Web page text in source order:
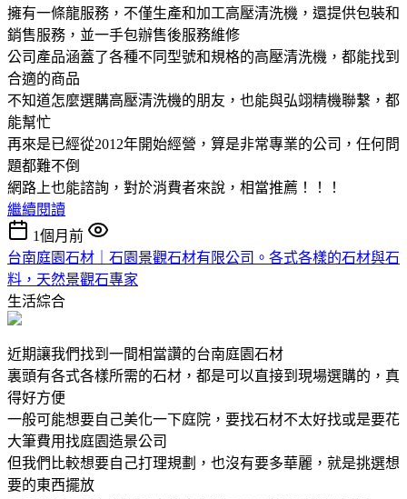
擁有一條龍服務，不僅生產和加工高壓清洗機，還提供包裝和
銷售服務，並一手包辦售後服務維修
公司產品涵蓋了各種不同型號和規格的高壓清洗機，都能找到
合適的商品
不知道怎麼選購高壓清洗機的朋友，也能與弘翊精機聯繫，都
能幫忙
再來是已經從2012年開始經營，算是非常專業的公司，任何問
題都難不倒
網路上也能諮詢，對於消費者來說，相當推薦！！！
繼續閱讀
1個月前
台南庭園石材｜石園景觀石材有限公司。各式各樣的石材與石
料，天然景觀石專家
生活綜合
近期讓我們找到一間相當讚的台南庭園石材
裏頭有各式各樣所需的石材，都是可以直接到現場選購的，真
得好方便
一般可能想要自己美化一下庭院，要找石材不太好找或是要花
大筆費用找庭園造景公司
但我們比較想要自己打理規劃，也沒有要多華麗，就是挑選想
要的東西擺放